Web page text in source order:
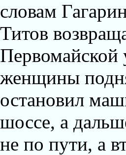
словам
Титов
Первомайской
женщины
остановил
шоссе, а
не по пути, а